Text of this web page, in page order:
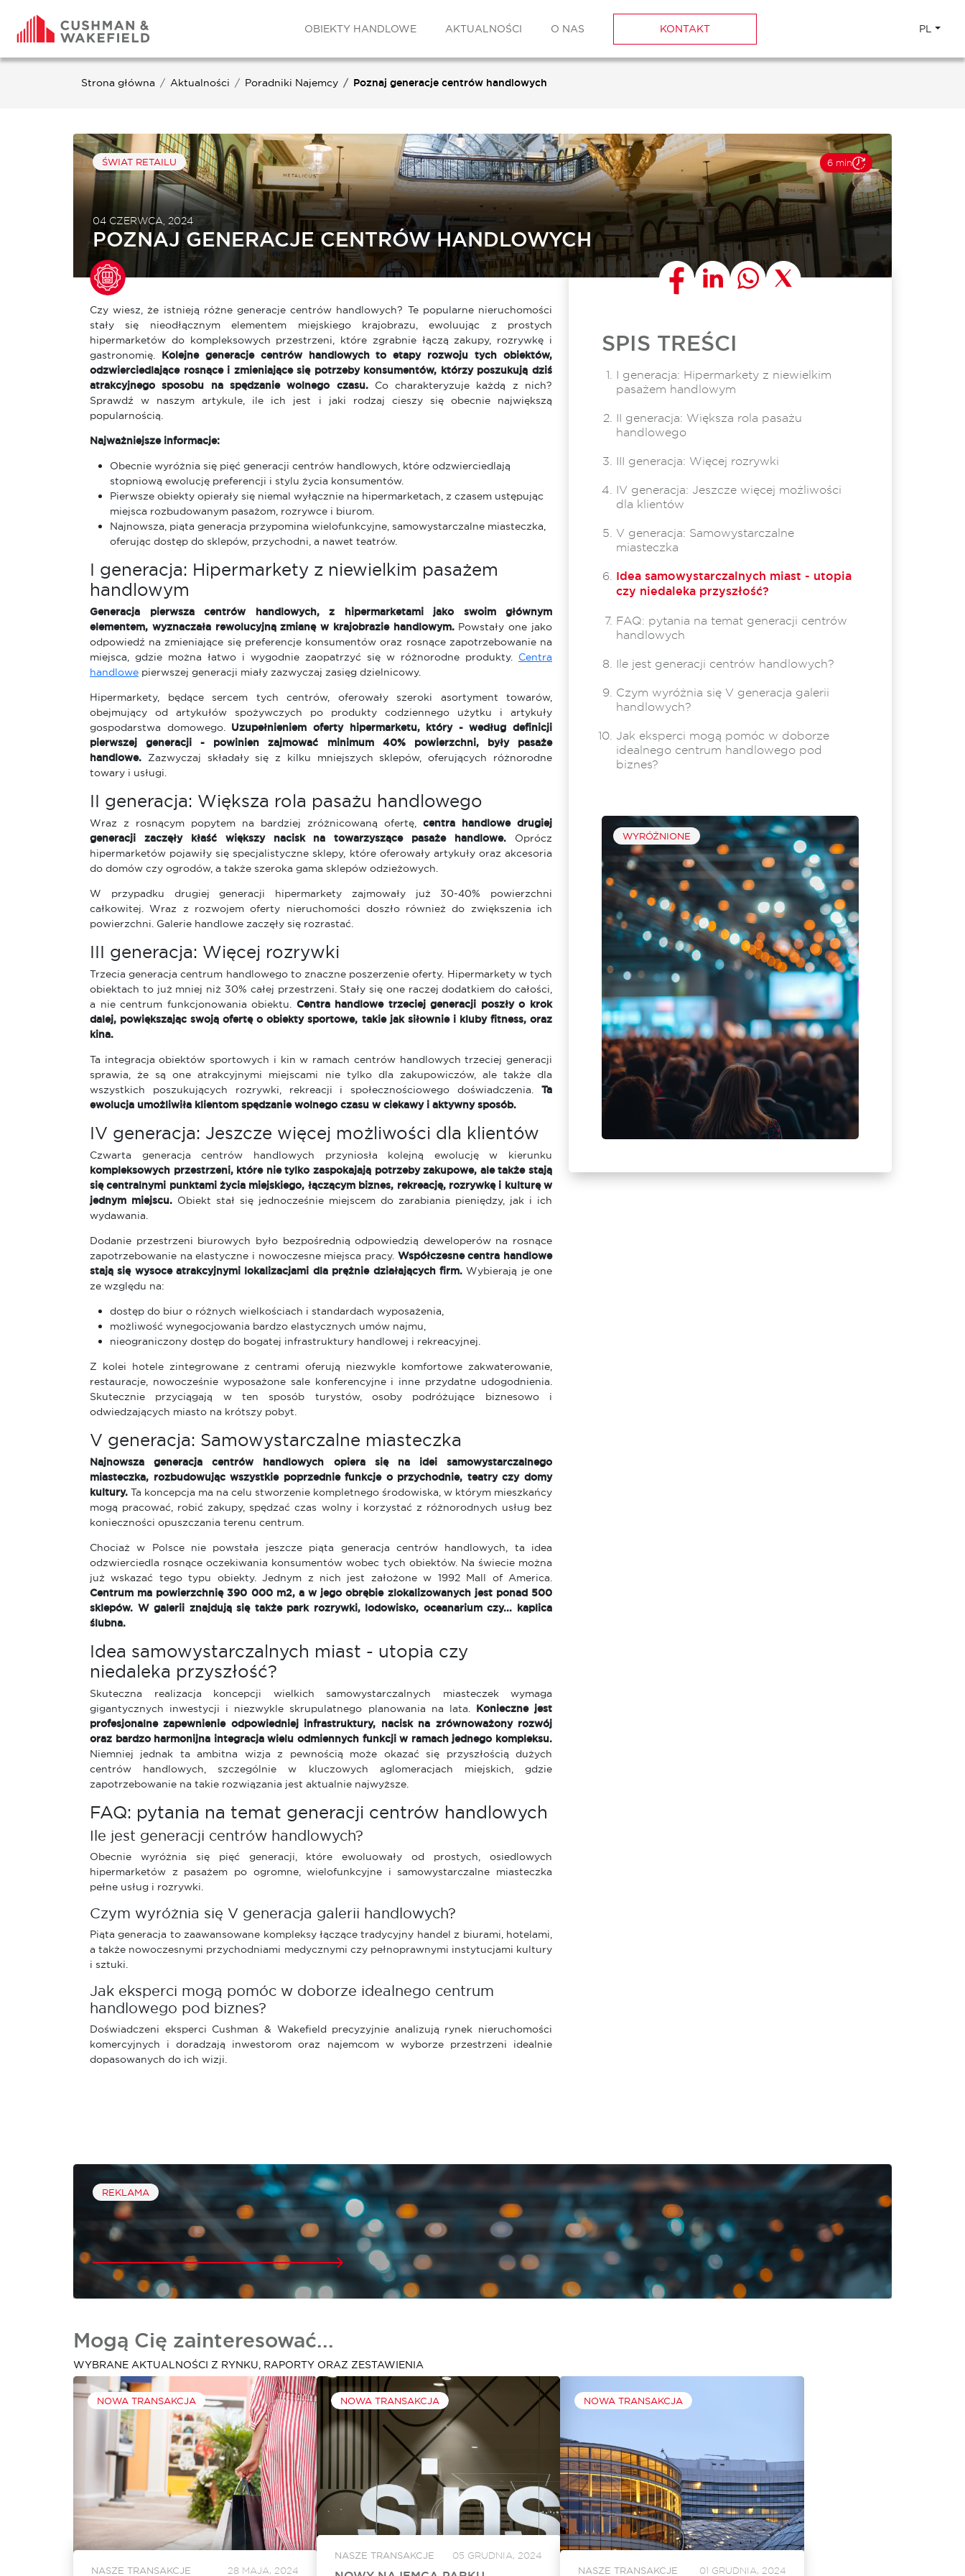
OBIEKTY HANDLOWE AKTUALNOŚCI O NAS KONTAKT PL
Strona główna Aktualności Poradniki Najemcy Poznaj generacje centrów handlowych
6 min
ŚWIAT RETAILU
04 CZERWCA, 2024
POZNAJ GENERACJE CENTRÓW HANDLOWYCH
Czy wiesz, że istnieją różne generacje centrów handlowych? Te popularne nieruchomości
stały się nieodłącznym elementem miejskiego krajobrazu, ewoluując z prostych
hipermarketów do kompleksowych przestrzeni, które zgrabnie łączą zakupy, rozrywkę i
gastronomię. Kolejne generacje centrów handlowych to etapy rozwoju tych obiektów,
odzwierciedlające rosnące i zmieniające się potrzeby konsumentów, którzy poszukują dziś
atrakcyjnego sposobu na spędzanie wolnego czasu.Co charakteryzuje każdą z nich?
Sprawdź w naszym artykule, ile ich jest i jaki rodzaj cieszy się obecnie największą
popularnością.
Najważniejsze informacje:
Obecnie wyróżnia się pięć generacji centrów handlowych, które odzwierciedlają
stopniową ewolucję preferencji i stylu życia konsumentów.
Pierwsze obiekty opierały się niemal wyłącznie na hipermarketach, z czasem ustępując
miejsca rozbudowanym pasażom, rozrywce i biurom.
Najnowsza, piąta generacja przypomina wielofunkcyjne, samowystarczalne miasteczka,
oferując dostęp do sklepów, przychodni, a nawet teatrów.
I generacja: Hipermarkety z niewielkim pasażem
handlowym
Generacja pierwsza centrów handlowych, z hipermarketami jako swoim głównym
elementem, wyznaczała rewolucyjną zmianę w krajobrazie handlowym.Powstały one jako
odpowiedź na zmieniające się preferencje konsumentów oraz rosnące zapotrzebowanie na
miejsca, gdzie można łatwo i wygodnie zaopatrzyć się w różnorodne produkty. Centra
handlowe pierwszej generacji miały zazwyczaj zasięg dzielnicowy.
Hipermarkety, będące sercem tych centrów, oferowały szeroki asortyment towarów,
obejmujący od artykułów spożywczych po produkty codziennego użytku i artykuły
gospodarstwa domowego. Uzupełnieniem oferty hipermarketu, który - według definicji
pierwszej generacji - powinien zajmować minimum 40% powierzchni, były pasaże
handlowe. Zazwyczaj składały się z kilku mniejszych sklepów, oferujących różnorodne
towary i usługi.
II generacja: Większa rola pasażu handlowego
Wraz z rosnącym popytem na bardziej zróżnicowaną ofertę, centra handlowe drugiej
generacji zaczęły kłaść większy nacisk na towarzyszące pasaże handlowe. Oprócz
hipermarketów pojawiły się specjalistyczne sklepy, które oferowały artykuły oraz akcesoria
do domów czy ogrodów, a także szeroka gama sklepów odzieżowych.
W przypadku drugiej generacji hipermarkety zajmowały już 30-40% powierzchni
całkowitej. Wraz z rozwojem oferty nieruchomości doszło również do zwiększenia ich
powierzchni. Galerie handlowe zaczęły się rozrastać.
III generacja: Więcej rozrywki
Trzecia generacja centrum handlowego to znaczne poszerzenie oferty. Hipermarkety w tych
obiektach to już mniej niż 30% całej przestrzeni. Stały się one raczej dodatkiem do całości,
a nie centrum funkcjonowania obiektu. Centra handlowe trzeciej generacji poszły o krok
dalej, powiększając swoją ofertę o obiekty sportowe, takie jak siłownie i kluby fitness, oraz
kina.
Ta integracja obiektów sportowych i kin w ramach centrów handlowych trzeciej generacji
sprawia, że są one atrakcyjnymi miejscami nie tylko dla zakupowiczów, ale także dla
wszystkich poszukujących rozrywki, rekreacji i społecznościowego doświadczenia. Ta
ewolucja umożliwiła klientom spędzanie wolnego czasu w ciekawy i aktywny sposób.
IV generacja: Jeszcze więcej możliwości dla klientów
Czwarta generacja centrów handlowych przyniosła kolejną ewolucję w kierunku
kompleksowych przestrzeni, które nie tylko zaspokajają potrzeby zakupowe, ale także stają
się centralnymi punktami życia miejskiego, łączącym biznes, rekreację, rozrywkę i kulturę w
jednym miejscu. Obiekt stał się jednocześnie miejscem do zarabiania pieniędzy, jak i ich
wydawania.
Dodanie przestrzeni biurowych było bezpośrednią odpowiedzią deweloperów na rosnące
zapotrzebowanie na elastyczne i nowoczesne miejsca pracy. Współczesne centra handlowe
stają się wysoce atrakcyjnymi lokalizacjami dla prężnie działających firm.Wybierają je one
ze względu na:
dostęp do biur o różnych wielkościach i standardach wyposażenia,
możliwość wynegocjowania bardzo elastycznych umów najmu,
nieograniczony dostęp do bogatej infrastruktury handlowej i rekreacyjnej.
Z kolei hotele zintegrowane z centrami oferują niezwykle komfortowe zakwaterowanie,
restauracje, nowocześnie wyposażone sale konferencyjne i inne przydatne udogodnienia.
Skutecznie przyciągają w ten sposób turystów, osoby podróżujące biznesowo i
odwiedzających miasto na krótszy pobyt.
V generacja: Samowystarczalne miasteczka
Najnowsza generacja centrów handlowych opiera się na idei samowystarczalnego
miasteczka, rozbudowując wszystkie poprzednie funkcje o przychodnie, teatry czy domy
kultury. Ta koncepcja ma na celu stworzenie kompletnego środowiska, w którym mieszkańcy
mogą pracować, robić zakupy, spędzać czas wolny i korzystać z różnorodnych usług bez
konieczności opuszczania terenu centrum.
Chociaż w Polsce nie powstała jeszcze piąta generacja centrów handlowych, ta idea
odzwierciedla rosnące oczekiwania konsumentów wobec tych obiektów. Na świecie można
już wskazać tego typu obiekty. Jednym z nich jest założone w 1992 Mall of America.
Centrum ma powierzchnię 390 000 m2, a w jego obrębie zlokalizowanych jest ponad 500
sklepów. W galerii znajdują się także park rozrywki, lodowisko, oceanarium czy... kaplica
ślubna.
Idea samowystarczalnych miast - utopia czy
niedaleka przyszłość?
Skuteczna realizacja koncepcji wielkich samowystarczalnych miasteczek wymaga
gigantycznych inwestycji i niezwykle skrupulatnego planowania na lata. Konieczne jest
profesjonalne zapewnienie odpowiedniej infrastruktury, nacisk na zrównoważony rozwój
oraz bardzo harmonijna integracja wielu odmiennych funkcji w ramach jednego kompleksu.
Niemniej jednak ta ambitna wizja z pewnością może okazać się przyszłością dużych
centrów handlowych, szczególnie w kluczowych aglomeracjach miejskich, gdzie
zapotrzebowanie na takie rozwiązania jest aktualnie najwyższe.
FAQ: pytania na temat generacji centrów handlowych
Ile jest generacji centrów handlowych?
Obecnie wyróżnia się pięć generacji, które ewoluowały od prostych, osiedlowych
hipermarketów z pasażem po ogromne, wielofunkcyjne i samowystarczalne miasteczka
pełne usług i rozrywki.
Czym wyróżnia się V generacja galerii handlowych?
Piąta generacja to zaawansowane kompleksy łączące tradycyjny handel z biurami, hotelami,
a także nowoczesnymi przychodniami medycznymi czy pełnoprawnymi instytucjami kultury
i sztuki.
Jak eksperci mogą pomóc w doborze idealnego centrum
handlowego pod biznes?
Doświadczeni eksperci Cushman & Wakefield precyzyjnie analizują rynek nieruchomości
komercyjnych i doradzają inwestorom oraz najemcom w wyborze przestrzeni idealnie
dopasowanych do ich wizji.
SPIS TREŚCI
I generacja: Hipermarkety z niewielkim
pasażem handlowym
II generacja: Większa rola pasażu
handlowego
III generacja: Więcej rozrywki
IV generacja: Jeszcze więcej możliwości
dla klientów
V generacja: Samowystarczalne
miasteczka
Idea samowystarczalnych miast - utopia
czy niedaleka przyszłość?
FAQ: pytania na temat generacji centrów
handlowych
Ile jest generacji centrów handlowych?
Czym wyróżnia się V generacja galerii
handlowych?
Jak eksperci mogą pomóc w doborze
idealnego centrum handlowego pod
biznes?
WYRÓŻNIONE
1 min
Spotkajmy się na SCF Fall 2026!
Już we wrześniu spotykamy się na
największym i najważniejszym
Michał Masztakowski
REKLAMA
Mogą Cię zainteresować...
WYBRANE AKTUALNOŚCI Z RYNKU, RAPORTY ORAZ ZESTAWIENIA
NOWA TRANSAKCJA
NASZE TRANSAKCJE 28 MAJA, 2024
NOWA TRANSAKCJA
NASZE TRANSAKCJE 05 GRUDNIA, 2024
NOWA TRANSAKCJA
NASZE TRANSAKCJE 01 GRUDNIA, 2024